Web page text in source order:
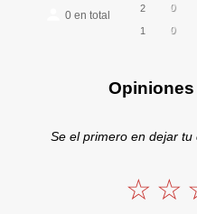
0en total
2 0
1 0
Se el primero en dejar